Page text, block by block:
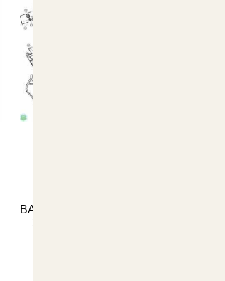
BATTERIA AL LITIO 14,4 V
2,5 Ah per forbici Volpi